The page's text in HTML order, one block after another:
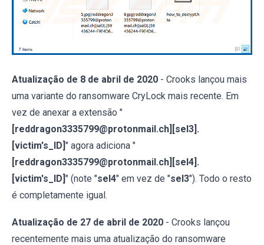
Atualização de 8 de abril de 2020 - Crooks lançou mais
uma variante do ransomware CryLock mais recente. Em
vez de anexar a extensão "
[reddragon3335799@protonmail.ch][sel3].
[victim's_ID]" agora adiciona "
[reddragon3335799@protonmail.ch][sel4].
[victim's_ID]" (note "sel4" em vez de "sel3"). Todo o resto
é completamente igual.
Atualização de 27 de abril de 2020 - Crooks lançou
recentemente mais uma atualização do ransomware